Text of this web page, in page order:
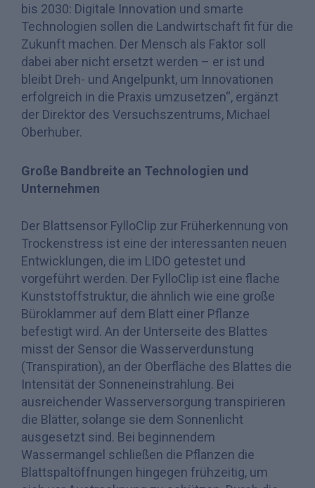
bis 2030: Digitale Innovation und smarte
Technologien sollen die Landwirtschaft fit für die
Zukunft machen. Der Mensch als Faktor soll
dabei aber nicht ersetzt werden – er ist und
bleibt Dreh- und Angelpunkt, um Innovationen
erfolgreich in die Praxis umzusetzen“, ergänzt
der Direktor des Versuchszentrums, Michael
Oberhuber.
Große Bandbreite an Technologien und
Unternehmen
Der Blattsensor FylloClip zur Früherkennung von
Trockenstress ist eine der interessanten neuen
Entwicklungen, die im LIDO getestet und
vorgeführt werden. Der FylloClip ist eine flache
Kunststoffstruktur, die ähnlich wie eine große
Büroklammer auf dem Blatt einer Pflanze
befestigt wird. An der Unterseite des Blattes
misst der Sensor die Wasserverdunstung
(Transpiration), an der Oberfläche des Blattes die
Intensität der Sonneneinstrahlung. Bei
ausreichender Wasserversorgung transpirieren
die Blätter, solange sie dem Sonnenlicht
ausgesetzt sind. Bei beginnendem
Wassermangel schließen die Pflanzen die
Blattspaltöffnungen hingegen frühzeitig, um